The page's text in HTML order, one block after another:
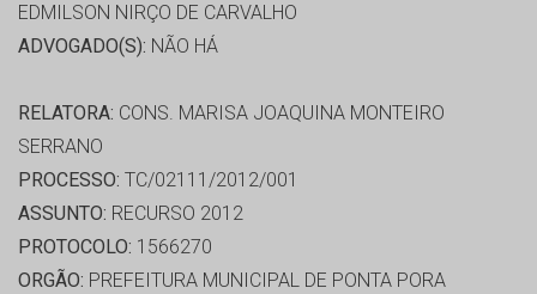
EDMILSON NIRÇO DE CARVALHO
ADVOGADO(S): NÃO HÁ
RELATORA: CONS. MARISA JOAQUINA MONTEIRO
SERRANO
PROCESSO: TC/02111/2012/001
ASSUNTO: RECURSO 2012
PROTOCOLO: 1566270
ORGÃO: PREFEITURA MUNICIPAL DE PONTA PORA